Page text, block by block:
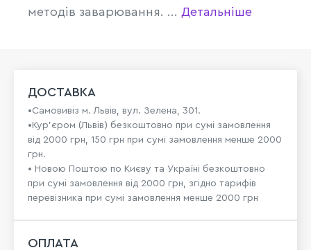
методів заварювання. ... Детальніше
ДОСТАВКА
•Самовивіз м. Львів, вул. Зелена, 301.
•Кур'єром (Львів) безкоштовно при сумі замовлення
від 2000 грн, 150 грн при сумі замовлення менше 2000
грн.
• Новою Поштою по Києву та Україні безкоштовно
при сумі замовлення від 2000 грн, згідно тарифів
перевізника при сумі замовлення менше 2000 грн
ОПЛАТА